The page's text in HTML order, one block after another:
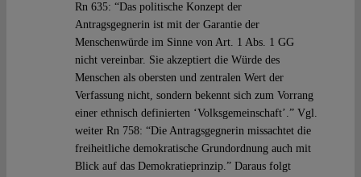
Rn 635: “Das politische Konzept der
Antragsgegnerin ist mit der Garantie der
Menschenwürde im Sinne von Art. 1 Abs. 1 GG
nicht vereinbar. Sie akzeptiert die Würde des
Menschen als obersten und zentralen Wert der
Verfassung nicht, sondern bekennt sich zum Vorrang
einer ethnisch definierten ‘Volksgemeinschaft’.” Vgl.
weiter Rn 758: “Die Antragsgegnerin missachtet die
freiheitliche demokratische Grundordnung auch mit
Blick auf das Demokratieprinzip.” Daraus folgt